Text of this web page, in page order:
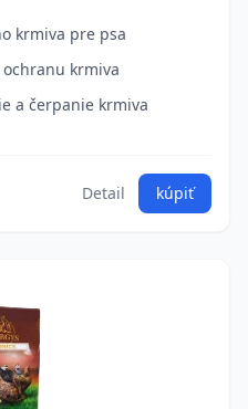
krmiva pre psa
krmiva
a čerpanie krmiva
Detail kúpiť